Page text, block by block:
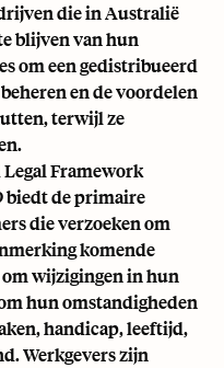
die in Australië
blijven van hun
om een gedistribueerd
en de voordelen
terwijl ze
Framework
biedt de primaire
die verzoeken om
komende
wijzigingen in hun
hun omstandigheden
handicap, leeftijd,
Werkgevers zijn